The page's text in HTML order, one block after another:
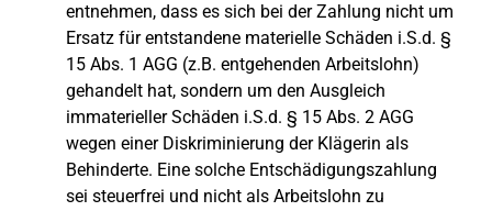
entnehmen, dass es sich bei der Zahlung nicht um
Ersatz für entstandene materielle Schäden i.S.d. §
15 Abs. 1 AGG (z.B. entgehenden Arbeitslohn)
gehandelt hat, sondern um den Ausgleich
immaterieller Schäden i.S.d. § 15 Abs. 2 AGG
wegen einer Diskriminierung der Klägerin als
Behinderte. Eine solche Entschädigungszahlung
sei steuerfrei und nicht als Arbeitslohn zu